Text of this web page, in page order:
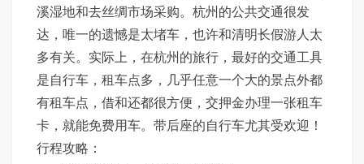
溪湿地和去丝绸市场采购。杭州的公共交通很发
达，唯一的遗憾是太堵车，也许和清明长假游人太
多有关。实际上，在杭州的旅行，最好的交通工具
是自行车，租车点多，几乎任意一个大的景点外都
有租车点，借和还都很方便，交押金办理一张租车
卡，就能免费用车。带后座的自行车尤其受欢迎！
行程攻略：